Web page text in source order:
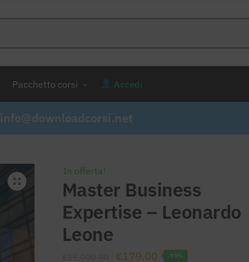
Pacchetto corsi Accedi
info@downloadcorsi.net
In offerta!
Master Business
Expertise – Leonardo
Leone
Il
€179.00Il
-99%